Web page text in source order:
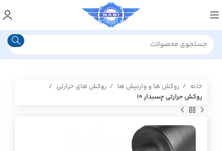
خانه روکش ها و وارنیش ها
روکش های حرارتی
روکش حرارتی چسبدار ۱۰